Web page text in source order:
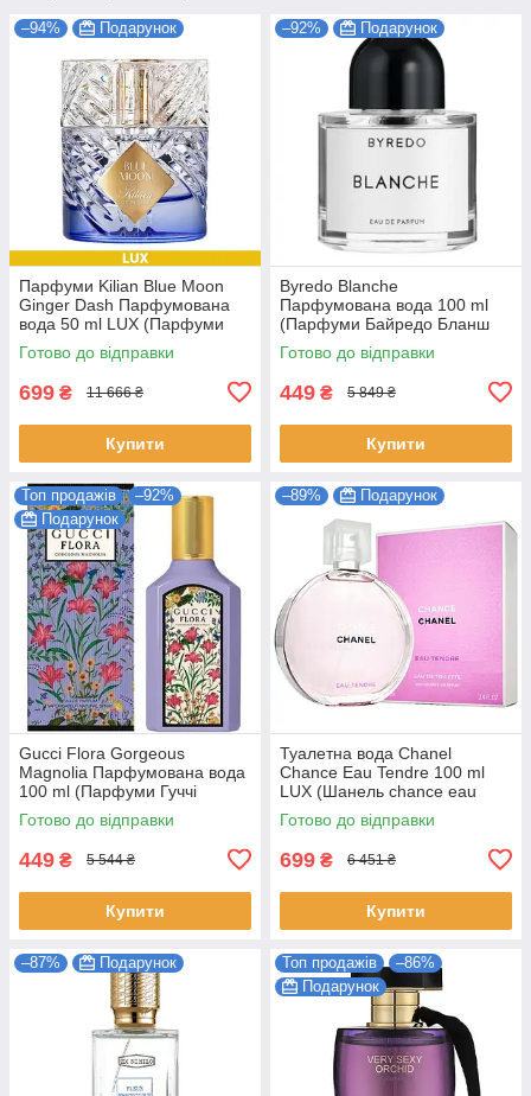
–94% Подарунок
Парфуми Kilian Blue Moon
Ginger Dash Парфумована
вода 50 ml LUX (Парфуми
Кіліан Блю Мун Джинджер
Даш Жіночі)
Готово до відправки
699 ₴ 11 666 ₴
Купити
–92% Подарунок
Byredo Blanche
Парфумована вода 100 ml
(Парфуми Байредо Бланш
Жіночі)
Готово до відправки
449 ₴ 5 849 ₴
Купити
Топ продажів
–92%
Подарунок
Gucci Flora Gorgeous
Magnolia Парфумована вода
100 ml (Парфуми Гуччі
Флора Горджес Магнолія
Парфуми Жіночі)
Готово до відправки
449 ₴ 5 544 ₴
Купити
–89% Подарунок
Туалетна вода Chanel
Chance Eau Tendre 100 ml
LUX (Шанель chance eau
tendre Парфуми тендер
Жіночі)
Готово до відправки
699 ₴ 6 451 ₴
Купити
–87% Подарунок Топ продажів
–86%
Подарунок